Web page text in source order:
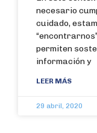
necesario
cuidado,
permiten
información y
LEER MÁS
29 abril, 2020